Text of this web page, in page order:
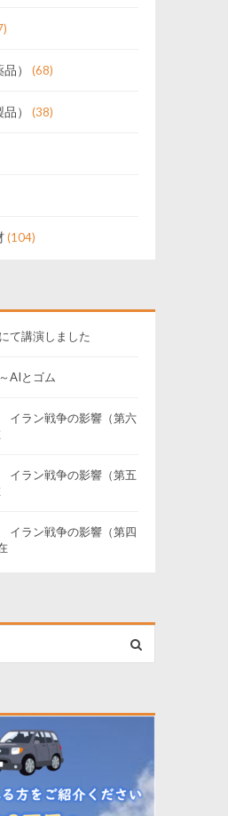
） (68)
） (38)
(104)
て講演しました
AIとゴム
イラン戦争の影響（第六
イラン戦争の影響（第五
イラン戦争の影響（第四